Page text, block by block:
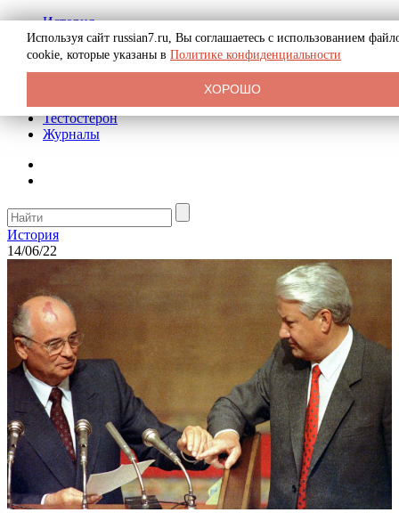
История
Биография
Криминал
Реклама на сайте
Тестостерон
Журналы
История
14/06/22
Используя сайт russian7.ru, Вы соглашаетесь с использованием
cookie, которые указаны в Политике конфиденциальности
ХОРОШО